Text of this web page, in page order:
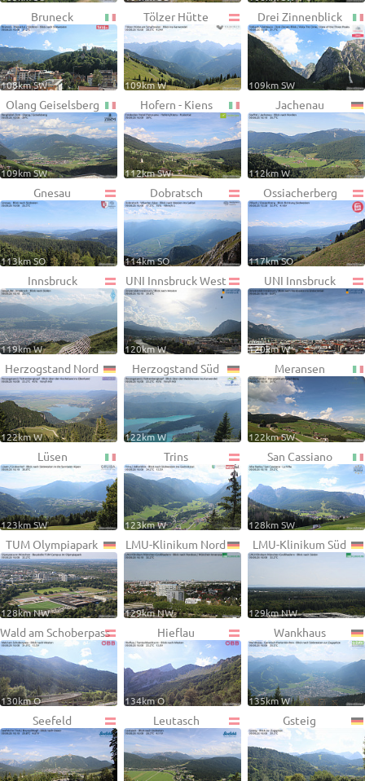
Bruneck
108km SW
Tölzer Hütte
109km W
Drei Zinnenblick
109km SW
Olang Geiselsberg
109km SW
Hofern - Kiens
112km SW
Jachenau
112km W
Gnesau
113km SO
Dobratsch
114km SO
Ossiacherberg
117km SO
Innsbruck
119km W
UNI Innsbruck West
120km W
UNI Innsbruck
120km W
Herzogstand Nord
122km W
Herzogstand Süd
122km W
Meransen
122km SW
Lüsen
123km SW
Trins
123km W
San Cassiano
128km SW
TUM Olympiapark
128km NW
LMU-Klinikum Nord
129km NW
LMU-Klinikum Süd
129km NW
Wald am Schoberpass
130km O
Hieflau
134km O
Wankhaus
135km W
Seefeld Leutasch Gsteig